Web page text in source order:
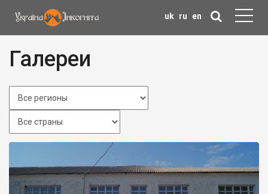
uk ru en
Галереи